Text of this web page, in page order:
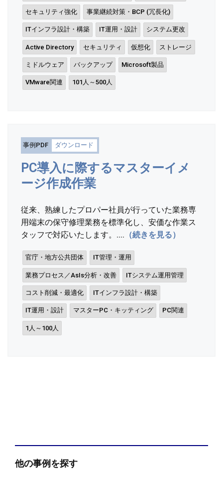
セキュリティ強化 事業継続対策・BCP (冗長化)
ITインフラ設計・構築 IT運用・設計 システム更改
Active Directory セキュリティ 仮想化 ストレージ
ミドルウェア バックアップ Microsoft製品
VMware関連 101人～500人
事例PDF ダウンロード
PC導入に際するマスターイメ
ージ作成作業
従来、熟練したプロパー社員が行っていた業務専
用端末の保守修理業務を標準化し、安価な作業ス
タッフで対応いたします。.... （続きを見る）
官庁・地方公共団体 IT管理・運用
業務プロセス／AsIs分析・改善 ITシステム運用管理
コスト削減・最適化 ITインフラ設計・構築
IT運用・設計 マスターPC・キッティング PC関連
1人～100人
他の事例を探す